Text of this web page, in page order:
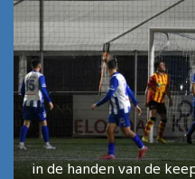
in de handen van de